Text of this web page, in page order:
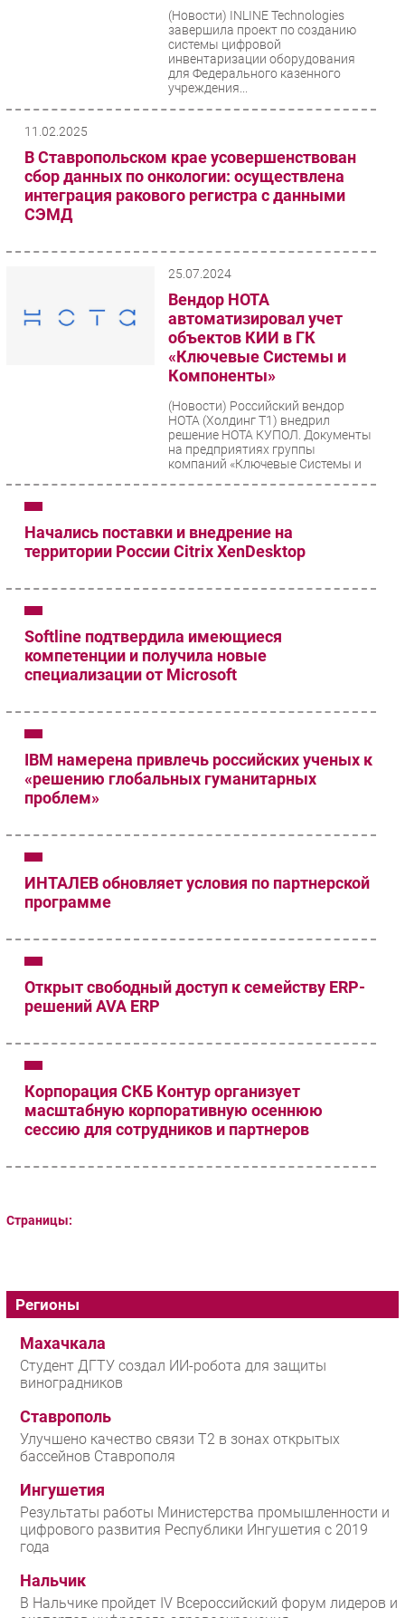
РАЗДЕЛЫ
Новости
Проекты
(Новости) INLINE Technologies
завершила проект по созданию
системы цифровой
инвентаризации оборудования
для Федерального казенного
учреждения...
11.02.2025
В Ставропольском крае усовершенствован
сбор данных по онкологии: осуществлена
интеграция ракового регистра с данными
СЭМД
25.07.2024
Вендор НОТА
автоматизировал учет
объектов КИИ в ГК
«Ключевые Системы и
Компоненты»
(Новости) Российский вендор
НОТА (Холдинг Т1) внедрил
решение НОТА КУПОЛ. Документы
на предприятиях группы
компаний «Ключевые Системы и
Начались поставки и внедрение на
территории России Citrix XenDesktop
Softline подтвердила имеющиеся
компетенции и получила новые
специализации от Microsoft
IBM намерена привлечь российских ученых к
«решению глобальных гуманитарных
проблем»
ИНТАЛЕВ обновляет условия по партнерской
программе
Открыт свободный доступ к семейству ERP-
решений AVA ERP
Корпорация СКБ Контур организует
масштабную корпоративную осеннюю
сессию для сотрудников и партнеров
Страницы:
Регионы
Махачкала
Студент ДГТУ создал ИИ-робота для защиты
виноградников
Ставрополь
Улучшено качество связи T2 в зонах открытых
бассейнов Ставрополя
Ингушетия
Результаты работы Министерства промышленности и
цифрового развития Республики Ингушетия с 2019
года
Нальчик
В Нальчике пройдет IV Всероссийский форум лидеров и